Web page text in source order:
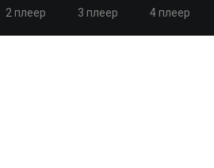
2 плеер 3 плеер 4 плеер